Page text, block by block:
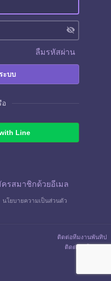
visibility_off
ลืมรหัสผ่าน
ะบบ
อ
Line
รสมาชิกด้วยอีเมล
นโยบายความเป็นส่วนตัว
ติดต่อทีมงานพันทิป
ติดต่อลงโฆษณา